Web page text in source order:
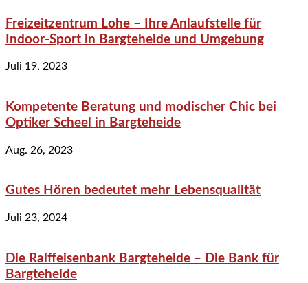
Freizeitzentrum Lohe – Ihre Anlaufstelle für
Indoor-Sport in Bargteheide und Umgebung
Juli 19, 2023
Kompetente Beratung und modischer Chic bei
Optiker Scheel in Bargteheide
Aug. 26, 2023
Gutes Hören bedeutet mehr Lebensqualität
Juli 23, 2024
Die Raiffeisenbank Bargteheide – Die Bank für
Bargteheide